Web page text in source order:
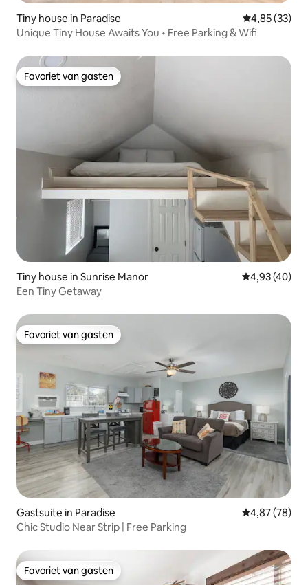
Tiny house in Paradise Gemiddelde
4,85 (33)
Unique Tiny House Awaits You • Free Parking & Wifi
Favoriet van gasten
Favoriet van gasten
Tiny house in Sunrise Manor Gemiddelde
4,93 (40)
Een Tiny Getaway
Favoriet van gasten
Favoriet van gasten
Gastsuite in Paradise Gemiddelde
4,87 (78)
Chic Studio Near Strip | Free Parking
Favoriet van gasten
Favoriet van gasten